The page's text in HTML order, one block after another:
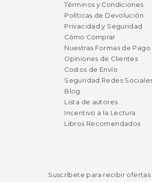
$ 81.69 dcto.
Términos y Condiciones
Políticas de Devolución
Privacidad y Seguridad
Cómo Comprar
Nuestras Formas de Pago
Opiniones de Clientes
Costos de Envío
Seguridad Redes
Blog
Lista de autores
Incentivo a la Lectura
Libros Recomendados
Suscríbete para recibir ofertas